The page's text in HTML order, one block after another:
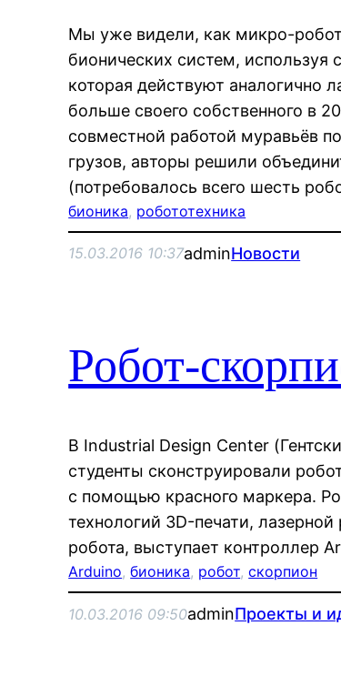
Мы уже видели, как микро-
бионических систем, используя
которая действуют аналогично
больше своего собственного в
совместной работой муравьёв
грузов, авторы решили
(потребовалось всего шесть
бионика, робототехника
15.03.2016 10:37adminНовости
Робот-
В Industrial Design Center
студенты сконструировали
с помощью красного маркера.
технологий 3D-печати,
робота, выступает контроллер
Arduino, бионика, робот, скорпион
10.03.2016 09:50adminПроекты и